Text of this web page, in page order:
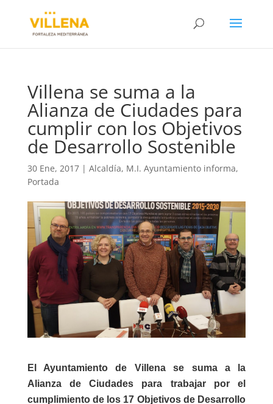
Villena se suma a la
Alianza de Ciudades para
cumplir con los Objetivos
de Desarrollo Sostenible
30 Ene, 2017| Alcaldía, M.I. Ayuntamiento informa,
Portada
El Ayuntamiento de Villena se suma a la
Alianza de Ciudades para trabajar por el
cumplimiento de los 17 Objetivos de Desarrollo